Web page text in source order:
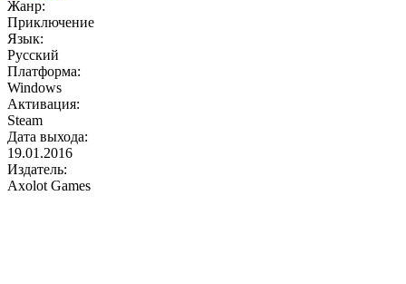
Жанр:
Приключение
Язык:
Русский
Платформа:
Windows
Активация:
Steam
Дата выхода:
19.01.2016
Издатель:
Axolot Games